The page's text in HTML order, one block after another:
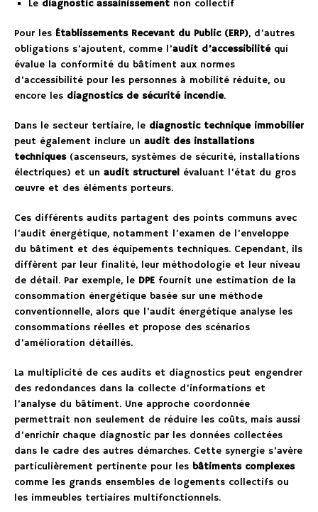
Le diagnostic assainissement non collectif
Pour les Établissements Recevant du Public (ERP), d’autres
obligations s’ajoutent, comme l’audit d’accessibilitéqui
évalue la conformité du bâtiment aux normes
d’accessibilité pour les personnes à mobilité réduite, ou
encore les diagnostics de sécurité incendie.
Dans le secteur tertiaire, le diagnostic technique immobilier
peut également inclure un audit des installations
techniques(ascenseurs, systèmes de sécurité, installations
électriques) et un audit structurel évaluant l’état du gros
œuvre et des éléments porteurs.
Ces différents audits partagent des points communs avec
l’audit énergétique, notamment l’examen de l’enveloppe
du bâtiment et des équipements techniques. Cependant, ils
diffèrent par leur finalité, leur méthodologie et leur niveau
de détail. Par exemple, le DPE fournit une estimation de la
consommation énergétique basée sur une méthode
conventionnelle, alors que l’audit énergétique analyse les
consommations réelles et propose des scénarios
d’amélioration détaillés.
La multiplicité de ces audits et diagnostics peut engendrer
des redondances dans la collecte d’informations et
l’analyse du bâtiment. Une approche coordonnée
permettrait non seulement de réduire les coûts, mais aussi
d’enrichir chaque diagnostic par les données collectées
dans le cadre des autres démarches. Cette synergie s’avère
particulièrement pertinente pour les bâtiments complexes
comme les grands ensembles de logements collectifs ou
les immeubles tertiaires multifonctionnels.